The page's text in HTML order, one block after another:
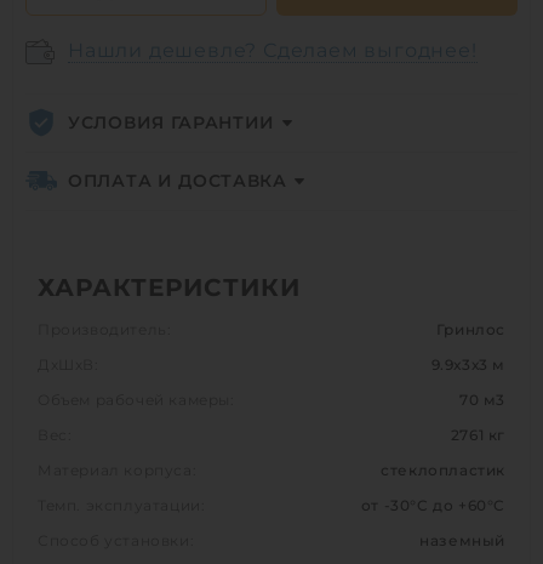
УСЛОВИЯ ГАРАНТИИ
ОПЛАТА И ДОСТАВКА
ХАРАКТЕРИСТИКИ
Гринлос
9.9х3х3 м
70 м3
2761 кг
стеклопластик
от -30°C до +60°C
наземный